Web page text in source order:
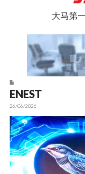
9点股
大马第
ENEST
26/06/2026